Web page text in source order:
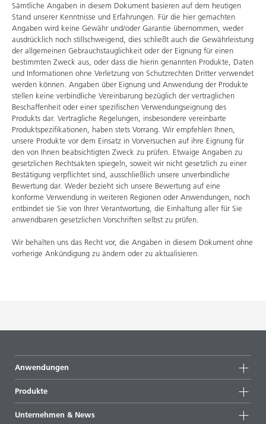
Sämtliche Angaben in diesem Dokument basieren auf dem heutigen
Stand unserer Kenntnisse und Erfahrungen. Für die hier gemachten
Angaben wird keine Gewähr und/oder Garantie übernommen, weder
ausdrücklich noch stillschweigend, dies schließt auch die Gewährleistung
der allgemeinen Gebrauchstauglichkeit oder der Eignung für einen
bestimmten Zweck aus, oder dass die hierin genannten Produkte, Daten
und Informationen ohne Verletzung von Schutzrechten Dritter verwendet
werden können. Angaben über Eignung und Anwendung der Produkte
stellen keine verbindliche Vereinbarung bezüglich der vertraglichen
Beschaffenheit oder einer spezifischen Verwendungseignung des
Produkts dar. Vertragliche Regelungen, insbesondere vereinbarte
Produktspezifikationen, haben stets Vorrang. Wir empfehlen Ihnen,
unsere Produkte vor dem Einsatz in Vorversuchen auf ihre Eignung für
den von Ihnen beabsichtigten Zweck zu prüfen. Etwaige Angaben zu
gesetzlichen Rechtsakten spiegeln, soweit wir nicht gesetzlich zu einer
Bestätigung verpflichtet sind, ausschließlich unsere unverbindliche
Bewertung dar. Weder bezieht sich unsere Bewertung auf eine
konforme Verwendung in weiteren Regionen oder Anwendungen, noch
entbindet sie Sie von Ihrer Verantwortung, die Einhaltung aller für Sie
anwendbaren gesetzlichen Vorschriften selbst zu prüfen.
Wir behalten uns das Recht vor, die Angaben in diesem Dokument ohne
vorherige Ankündigung zu ändern oder zu aktualisieren.
Anwendungen
Produkte
Unternehmen & News